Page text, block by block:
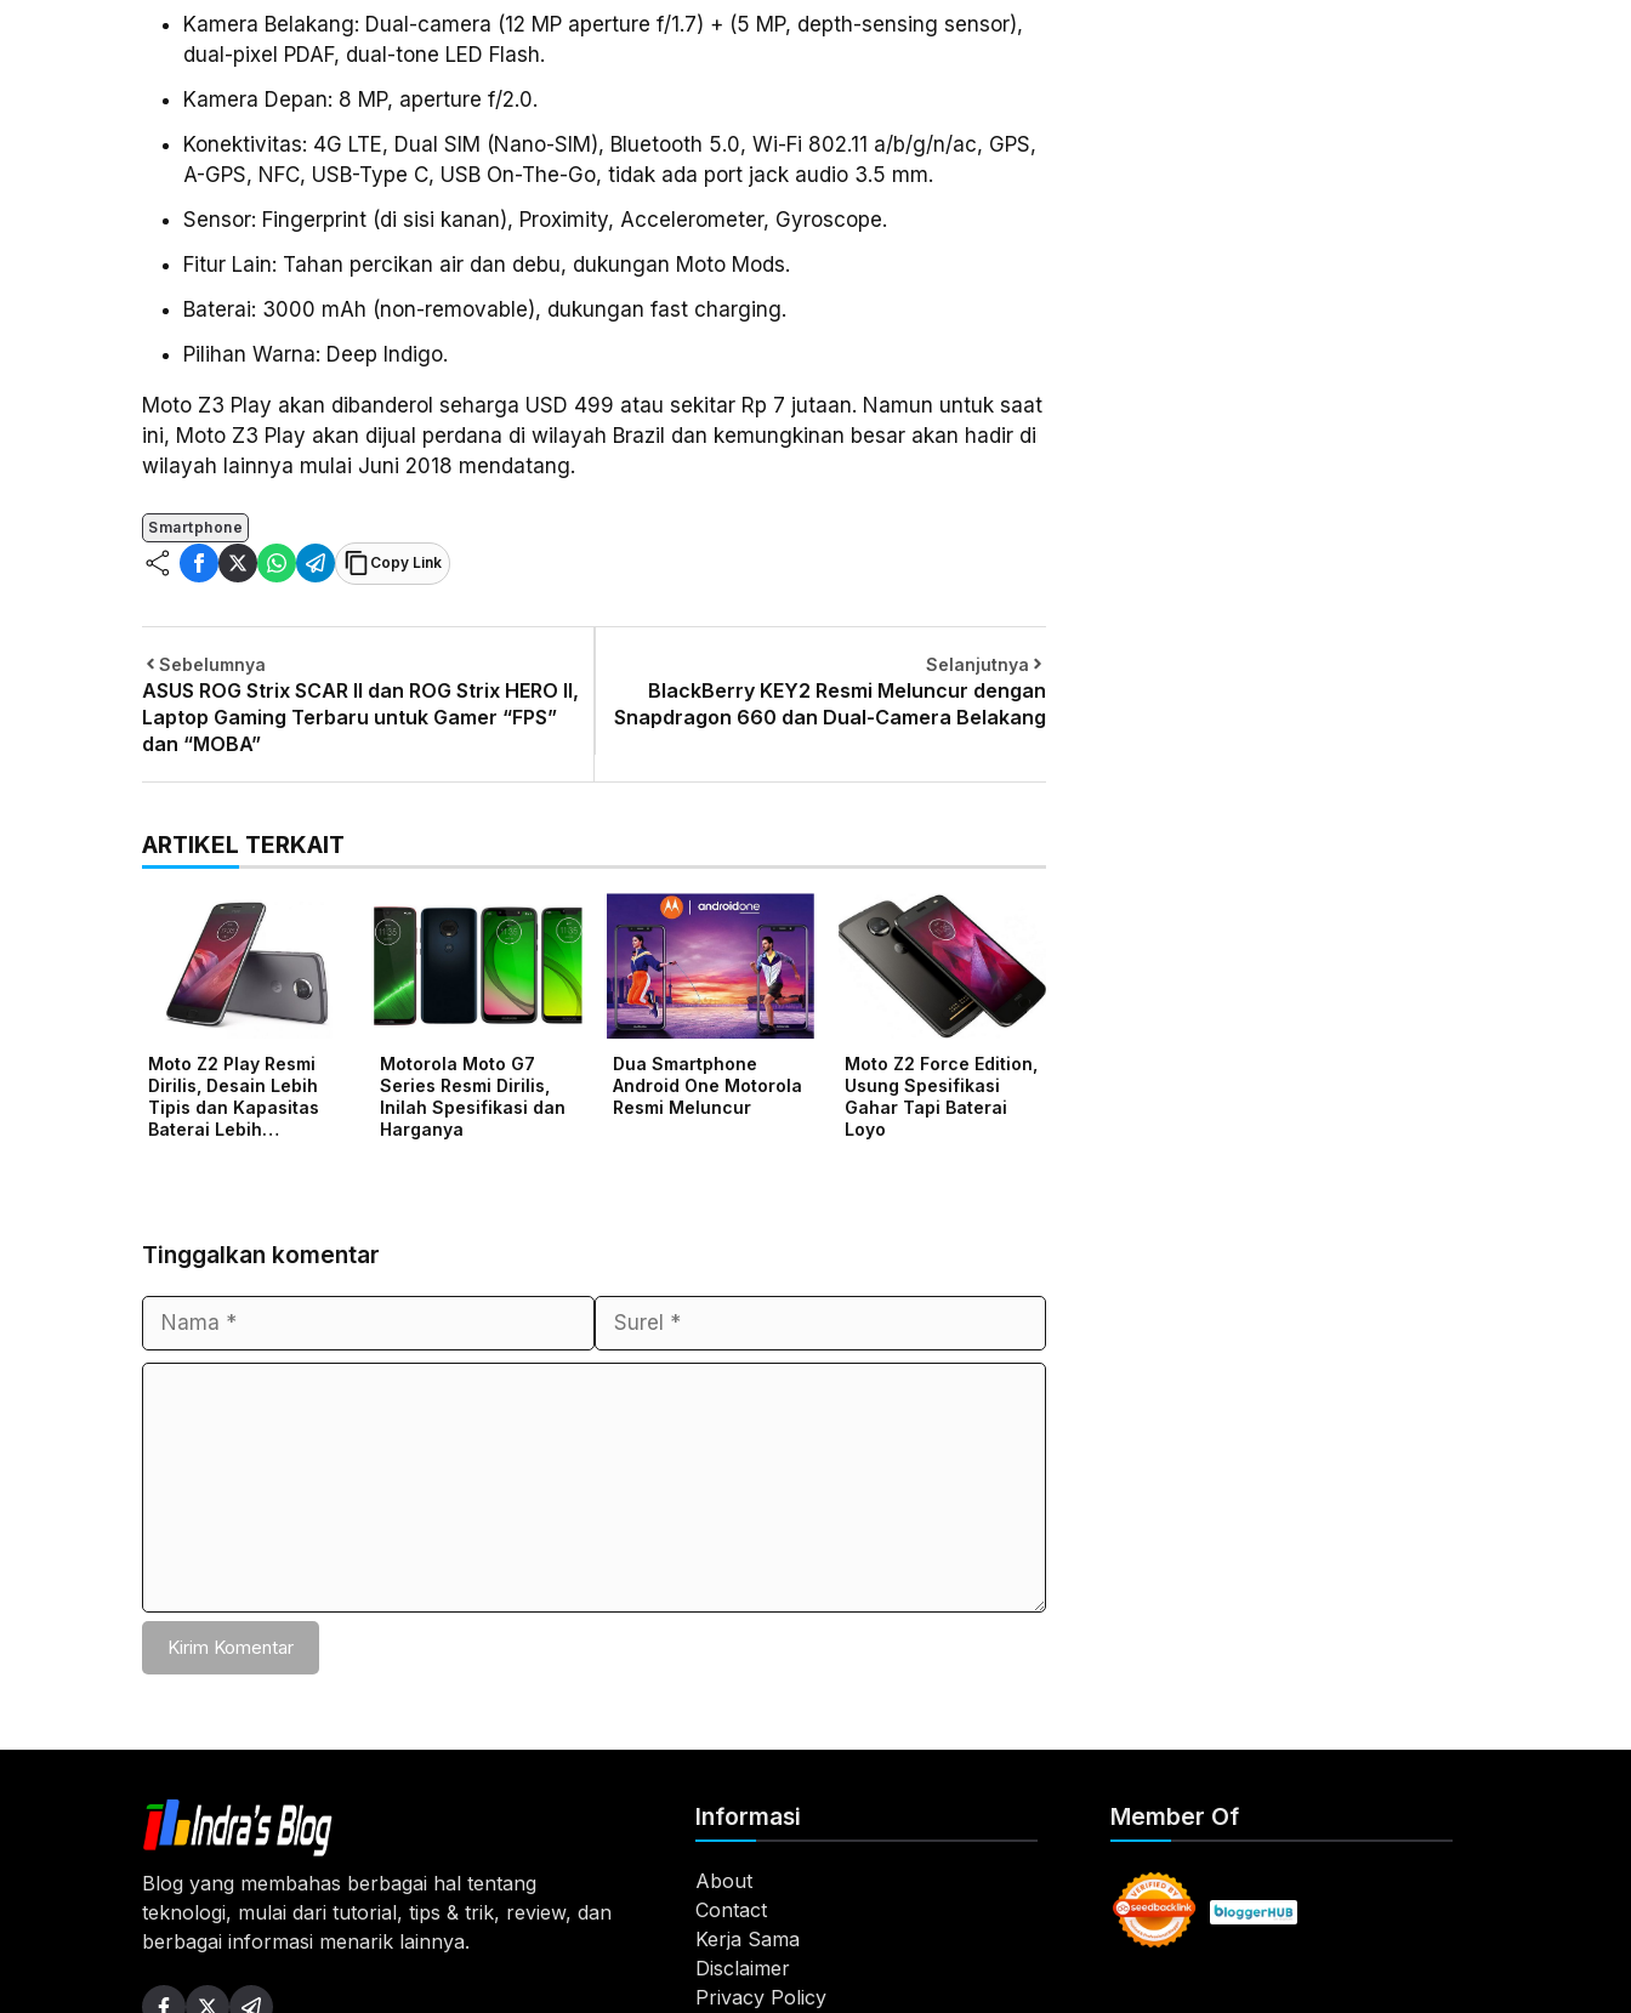
Kamera Belakang: Dual-camera (12 MP aperture f/1.7) + (5 MP, depth-sensing sensor),
dual-pixel PDAF, dual-tone LED Flash.
Kamera Depan: 8 MP, aperture f/2.0.
Konektivitas: 4G LTE, Dual SIM (Nano-SIM), Bluetooth 5.0, Wi-Fi 802.11 a/b/g/n/ac, GPS,
A-GPS, NFC, USB-Type C, USB On-The-Go, tidak ada port jack audio 3.5 mm.
Sensor: Fingerprint (di sisi kanan), Proximity, Accelerometer, Gyroscope.
Fitur Lain: Tahan percikan air dan debu, dukungan Moto Mods.
Baterai: 3000 mAh (non-removable), dukungan fast charging.
Pilihan Warna: Deep Indigo.
Moto Z3 Play akan dibanderol seharga USD 499 atau sekitar Rp 7 jutaan. Namun untuk saat
ini, Moto Z3 Play akan dijual perdana di wilayah Brazil dan kemungkinan besar akan hadir di
wilayah lainnya mulai Juni 2018 mendatang.
Smartphone
Copy Link
Sebelumnya
ASUS ROG Strix SCAR II dan ROG Strix HERO II,
Laptop Gaming Terbaru untuk Gamer “FPS”
dan “MOBA”
Selanjutnya
BlackBerry KEY2 Resmi Meluncur dengan
Snapdragon 660 dan Dual-Camera Belakang
ARTIKEL TERKAIT
Moto Z2 Play Resmi
Dirilis, Desain Lebih
Tipis dan Kapasitas
Baterai Lebih…
Motorola Moto G7
Series Resmi Dirilis,
Inilah Spesifikasi dan
Harganya
Dua Smartphone
Android One Motorola
Resmi Meluncur
Moto Z2 Force Edition,
Usung Spesifikasi
Gahar Tapi Baterai
Loyo
Tinggalkan komentar
Nama
Surel
Blog yang membahas berbagai hal tentang
teknologi, mulai dari tutorial, tips & trik, review, dan
berbagai informasi menarik lainnya.
Informasi
About
Contact
Kerja Sama
Disclaimer
Privacy Policy
Member Of